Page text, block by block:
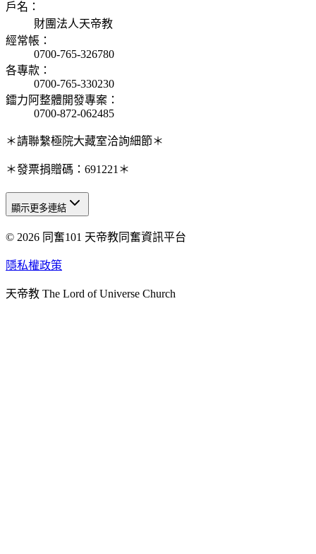
戶名 ：
財團法人天帝教
經常帳 ：
0700-765-326780
各專款 ：
0700-765-330230
鐳力阿整體開發專案 ：
0700-872-062485
＊請聯繫極院大藏室洽詢細節＊
＊發票捐贈碼：691221＊
天人研究總院
天人研究學院
天人炁功院
顯示更多連結
© 2026 同奮101 天帝教同奮資訊平台
隱私權政策
天帝教 The Lord of Universe Church